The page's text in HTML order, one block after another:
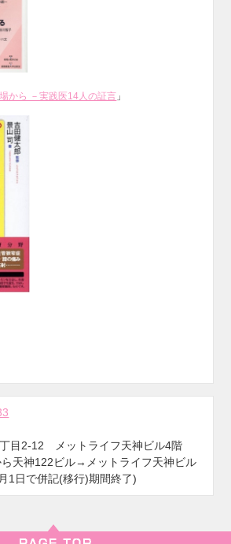
から －実践医14人の証言 」
目2-12 メットライフ天神ビル4階
天神122ビル→メットライフ天神ビル
日で併記(移行)期間終了)